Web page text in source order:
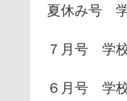
夏休み号
７月号 学
６月号 学